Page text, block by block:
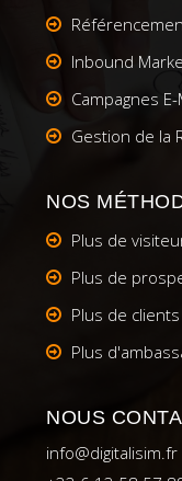
Inbound
Campagnes E-
Gestion de la
NOS
Plus de
Plus de
Plus de clients
Plus
NOUS
info@digitalisim.fr